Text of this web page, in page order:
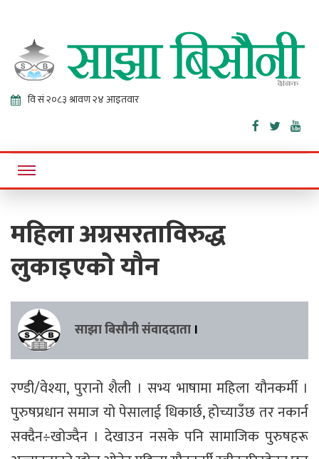
Sajha
Bisaunee
Online News Portal
महिला अग्रसरताविरुद्ध
लुकाइएको यौन
साझा बिसौनी संवाददाता ।
रण्डी/वेश्या, पुरानो शैली । सभ्य भाषामा महिला यौनकर्मी ।
पुरुषप्रधान समाज यो पेसालाई धिकार्छ, होच्याउँछ तर नकार्न
सक्दैन÷खोज्दैन । देखाउन नसके पनि सामाजिक पुरुषहरू